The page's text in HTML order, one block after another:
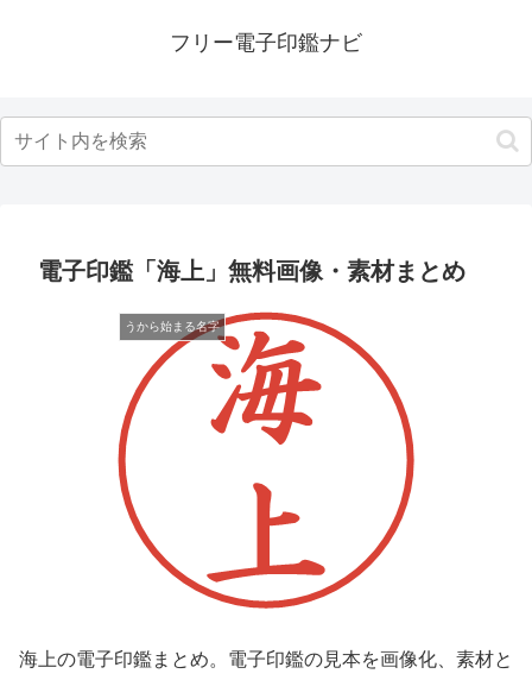
フリー電子印鑑ナビ
電子印鑑「海上」無料画像・素材まとめ
うから始まる名字
海上の電子印鑑まとめ。電子印鑑の見本を画像化、素材と